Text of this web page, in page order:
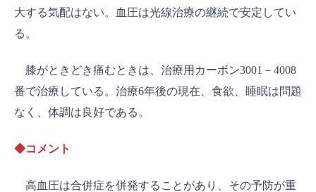
大する気配はない。血圧は光線治療の継続で安定してい
る。
膝がときどき痛むときは、治療用カーボン3001－4008
番で治療している。治療6年後の現在、食欲、睡眠は問題
なく、体調は良好である。
◆コメント
高血圧は合併症を併発することがあり、その予防が重